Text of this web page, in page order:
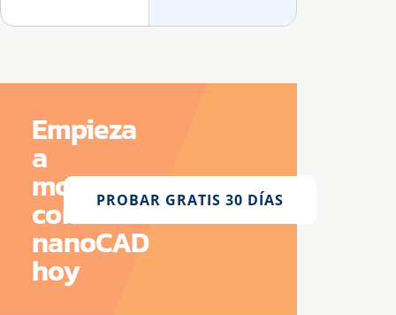
Empieza
a
modelar
con
nanoCAD
hoy
PROBAR GRATIS 30 DÍAS